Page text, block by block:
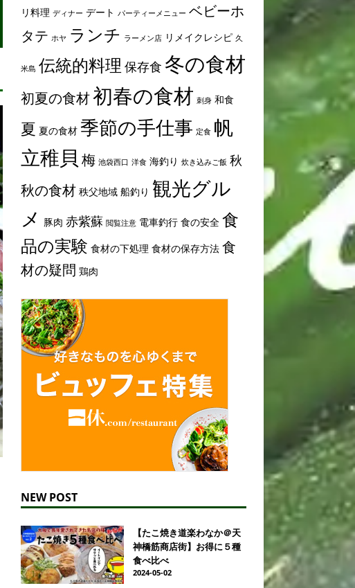
リ料理 ディナー デート パーティーメニュー ベビーホ
タテ ホヤ ランチ ラーメン店 リメイクレシピ 久
米島 伝統的料理 保存食 冬の食材
初夏の食材初春の食材 刺身 和食
夏 夏の食材 季節の手仕事 定食 帆
立稚貝 梅 池袋西口 洋食 海釣り 炊き込みご飯 秋
秋の食材 秩父地域 船釣り 観光グル
メ 豚肉 赤紫蘇 閲覧注意 電車釣行 食の安全 食
品の実験 食材の下処理 食材の保存方法 食
材の疑問 鶏肉
NEW POST
【たこ焼き道楽わなか＠天
神橋筋商店街】お得に５種
食べ比べ
2024-05-02